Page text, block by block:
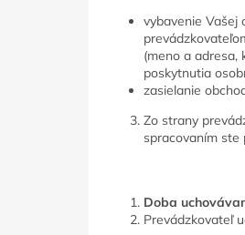
vybavenie Vašej
(meno a adresa,
poskytnutia
zasielanie
Zo strany
spracovaním ste
Doba
Prevádzkovateľ